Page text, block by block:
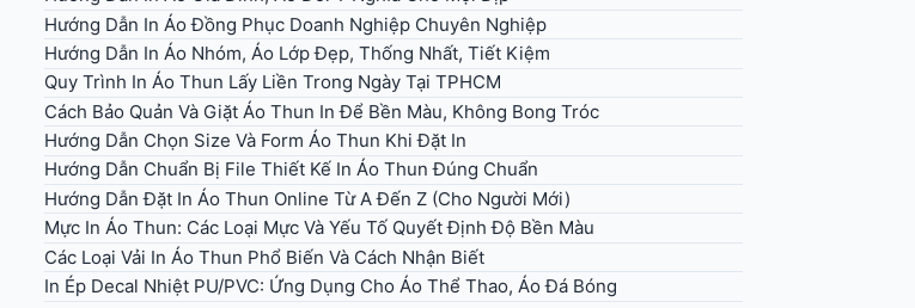
Hướng Dẫn In Áo Đồng Phục Doanh Nghiệp Chuyên Nghiệp
Hướng Dẫn In Áo Nhóm, Áo Lớp Đẹp, Thống Nhất, Tiết Kiệm
Quy Trình In Áo Thun Lấy Liền Trong Ngày Tại TPHCM
Cách Bảo Quản Và Giặt Áo Thun In Để Bền Màu, Không Bong Tróc
Hướng Dẫn Chọn Size Và Form Áo Thun Khi Đặt In
Hướng Dẫn Chuẩn Bị File Thiết Kế In Áo Thun Đúng Chuẩn
Hướng Dẫn Đặt In Áo Thun Online Từ A Đến Z (Cho Người Mới)
Mực In Áo Thun: Các Loại Mực Và Yếu Tố Quyết Định Độ Bền Màu
Các Loại Vải In Áo Thun Phổ Biến Và Cách Nhận Biết
In Ép Decal Nhiệt PU/PVC: Ứng Dụng Cho Áo Thể Thao, Áo Đá Bóng